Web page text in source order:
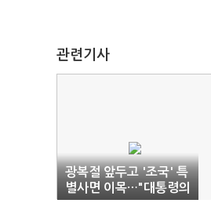
관련기사
광복절 앞두고 '조국' 특
별사면 이목…"대통령의
고유권한"